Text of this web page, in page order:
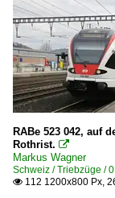
RABe 523 042, auf
Rothrist. 
Markus Wagner
Schweiz / Triebzüge
 112 1200x800 Px,